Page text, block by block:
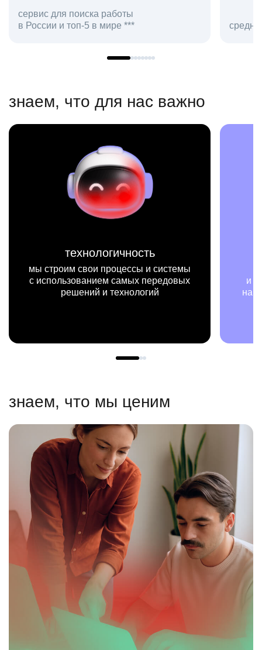
средняя оценка hh.ru как работодателя **
в
знаем, что для нас важно
миссия
мы на конкретных цифрах
и примерах видим, как результаты
нашей работы меняют жизни людей
знаем, что мы ценим